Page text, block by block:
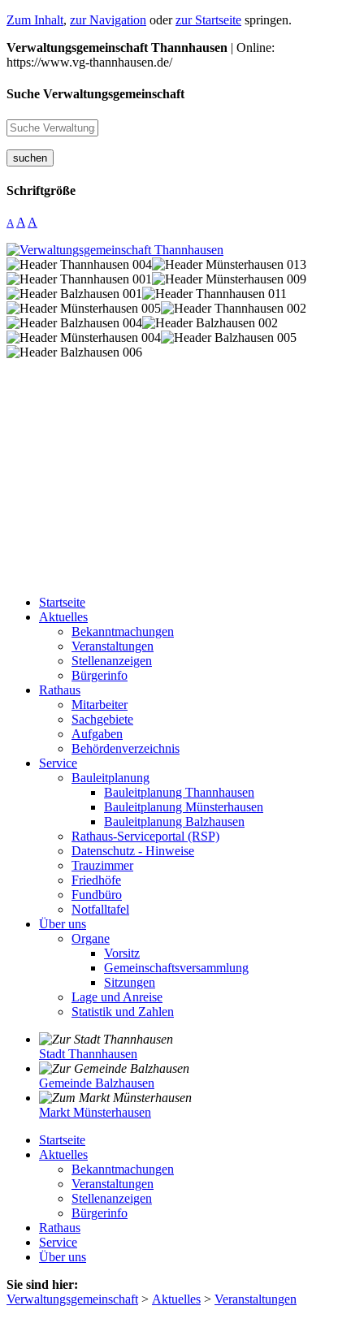
Zum Inhalt, zur Navigation oderzur Startseite springen.
Verwaltungsgemeinschaft Thannhausen | Online:
https://www.vg-thannhausen.de/
Suche Verwaltungsgemeinschaft
suchen
Schriftgröße
A A A
Startseite
Aktuelles
Bekanntmachungen
Veranstaltungen
Stellenanzeigen
Bürgerinfo
Rathaus
Mitarbeiter
Sachgebiete
Aufgaben
Behördenverzeichnis
Service
Bauleitplanung
Bauleitplanung Thannhausen
Bauleitplanung Münsterhausen
Bauleitplanung Balzhausen
Rathaus-Serviceportal (RSP)
Datenschutz - Hinweise
Trauzimmer
Friedhöfe
Fundbüro
Notfalltafel
Über uns
Organe
Vorsitz
Gemeinschaftsversammlung
Sitzungen
Lage und Anreise
Statistik und Zahlen
Stadt Thannhausen
Gemeinde Balzhausen
Markt Münsterhausen
Startseite
Aktuelles
Bekanntmachungen
Veranstaltungen
Stellenanzeigen
Bürgerinfo
Rathaus
Service
Über uns
Sie sind hier:
Verwaltungsgemeinschaft > Aktuelles > Veranstaltungen